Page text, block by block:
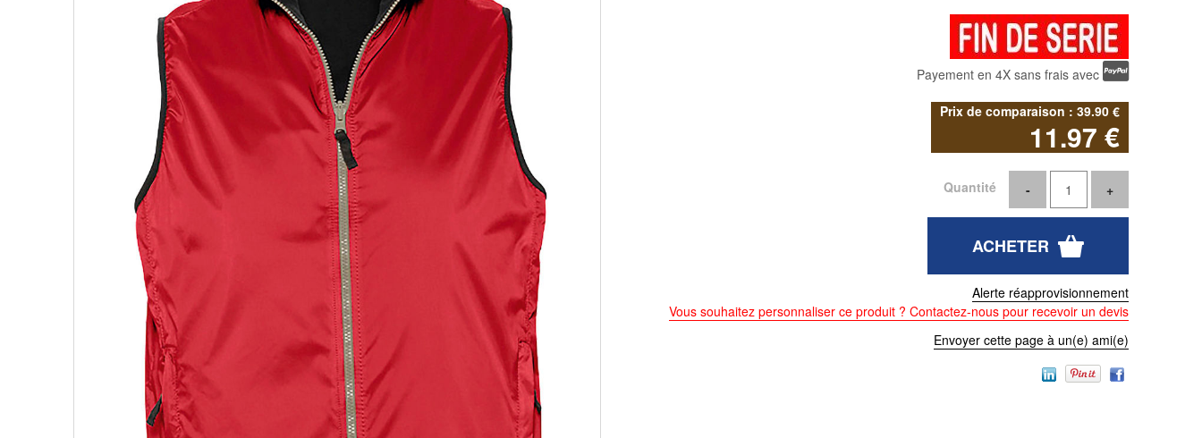
Payement en 4X sans frais avec
39.90 €
11.97 €
Quantité
Alerte réapprovisionnement
Vous souhaitez personnaliser ce produit ? Contactez-nous pour recevoir un devis
Envoyer cette page à un(e) ami(e)